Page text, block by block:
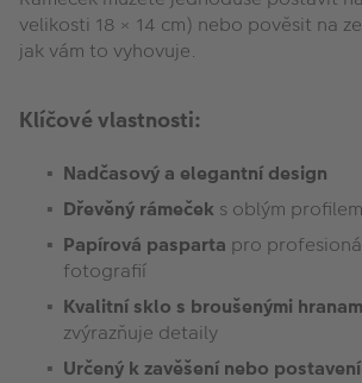
velikosti 18 × 14 cm) nebo pověsit na
jak vám to vyhovuje.
Klíčové vlastnosti:
Nadčasový a elegantní design
Dřevěný rámeček s oblým profilem
Papírová pasparta pro
fotografií
Kvalitní sklo s broušenými
zvýrazňuje detaily
Určený k zavěšení nebo postavení